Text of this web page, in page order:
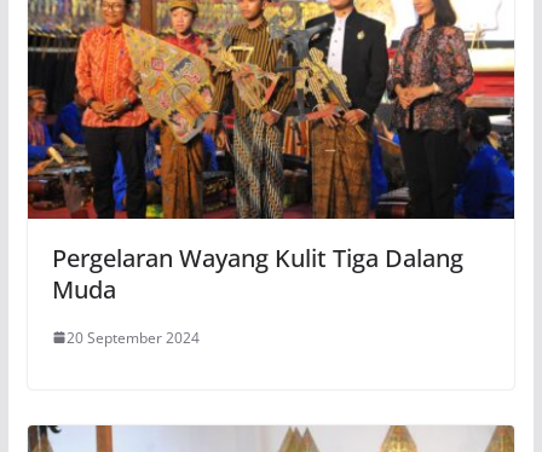
Pergelaran Wayang Kulit Tiga Dalang
Muda
20 September 2024